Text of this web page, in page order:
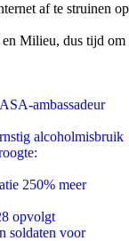
af te struinen op
Milieu, dus tijd om
ambassadeur
alcoholmisbruik
250% meer
opvolgt
soldaten voor